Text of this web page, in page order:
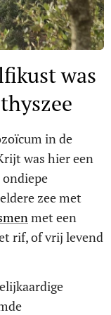
was
in de
was hier een
zee met
met een
rif, of vrij levend